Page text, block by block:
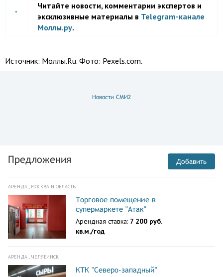
Читайте новости, комментарии экспертов и
эксклюзивные материалы в Telegram-канале
Моллы.ру.
Источник: Моллы.Ru. Фото: Pexels.com.
Новости СМИ2
Предложения Добавить
АРЕНДА , МОСКВА И ОБЛАСТЬ
Торговое помещение в
супермаркете "Атак"
Арендная ставка: 7 200 руб.
кв.м./год
АРЕНДА , ЧЕЛЯБИНСК
КТК "Северо-западный"